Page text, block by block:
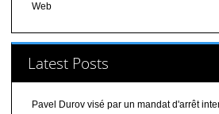
Web
Latest Posts
Pavel Durov visé par un mandat d'arrêt